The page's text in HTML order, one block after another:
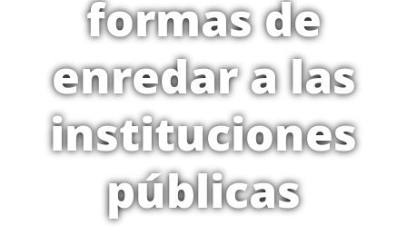
formas de
enredar a las
instituciones
públicas